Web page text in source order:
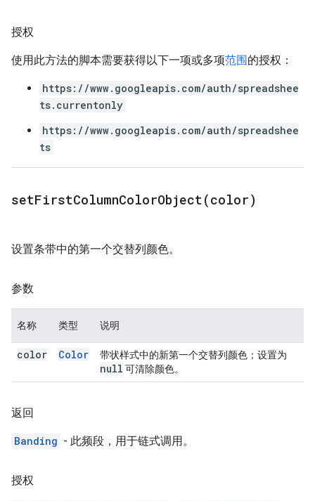
授权
使用此方法的脚本需要获得以下一项或多项范围的授权：
https://www.googleapis.com/auth/spreadshee
ts.currentonly
https://www.googleapis.com/auth/spreadshee
ts
setFirstColumnColorObject(color)
设置条带中的第一个交替列颜色。
参数
名称 类型 说明
color Color 带状样式中的新第一个交替列颜色；设置为
null 可清除颜色。
返回
Banding - 此频段，用于链式调用。
授权